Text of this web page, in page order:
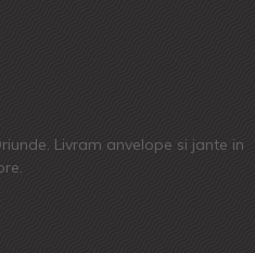
Livram anvelope si jante in